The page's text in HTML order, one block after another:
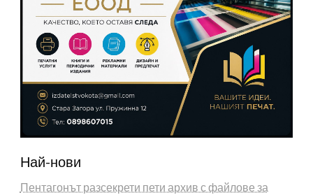
Най-нови
Пентагонът разсекрети пети архив с файлове за